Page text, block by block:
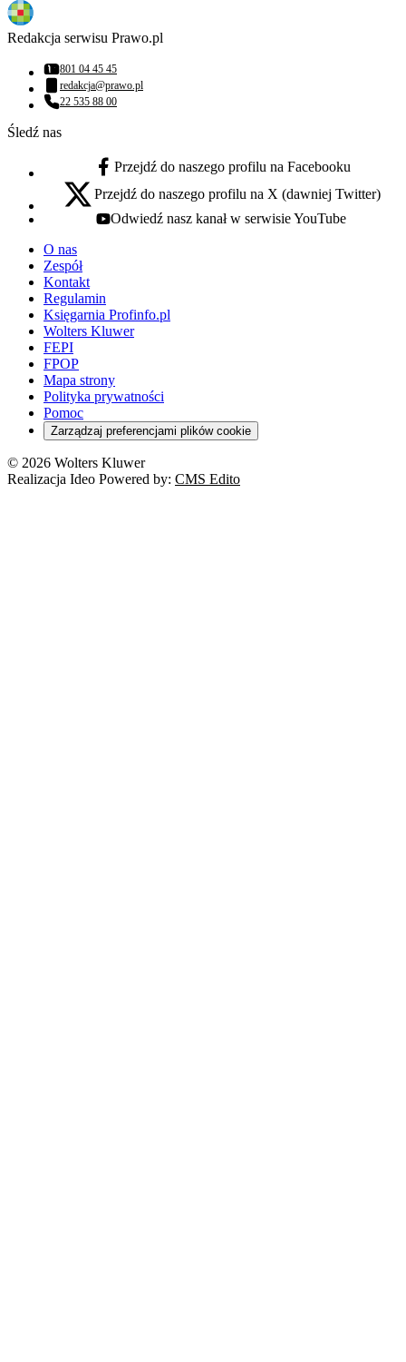
Redakcja serwisu Prawo.pl
Numer telefonu:
801 04 45 45
Adres email:
redakcja@prawo.pl
Numer telefonu:
22 535 88 00
Śledź nas
facebook - otwiera się w nowej karcie
Przejdź do naszego profilu na Facebooku
x - otwiera się w nowej karcie
Przejdź do naszego profilu na X (dawniej Twitter)
youtube - otwiera się w nowej karcie
Odwiedź nasz kanał w serwisie YouTube
O nas
Zespół
Kontakt
Regulamin
Księgarnia Profinfo.pl
Wolters Kluwer
FEPI
FPOP
Mapa strony
Polityka prywatności
Pomoc
Zarządzaj preferencjami plików cookie
© 2026 Wolters Kluwer
Realizacja Ideo Powered by: CMS Edito